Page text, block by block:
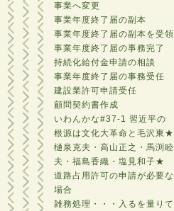
事業へ変更
事業年度終了届の副本
事業年度終了届の副本を受領
事業年度終了届の事務完了
持続化給付金申請の相談
事業年度終了届の事務受任
建設業許可申請受任
顧問契約書作成
いわんかな#37-1 習近平の
根源は文化大革命と毛沢東★
樋泉克夫・高山正之・馬渕睦
夫・福島香織・塩見和子★
道路占用許可の申請が必要な
場合
雑務処理・・・入るを量りて